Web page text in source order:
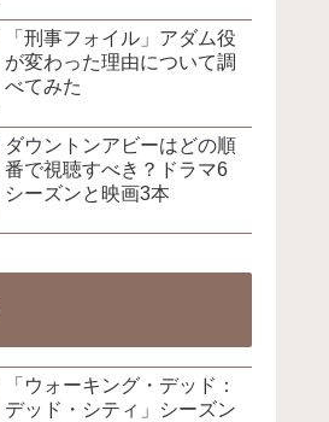
「刑事フォイル」アダム役
が変わった理由について調
べてみた
ダウントンアビーはどの順
番で視聴すべき？ドラマ6
シーズンと映画3本
「ウォーキング・デッド：
デッド・シティ」シーズン